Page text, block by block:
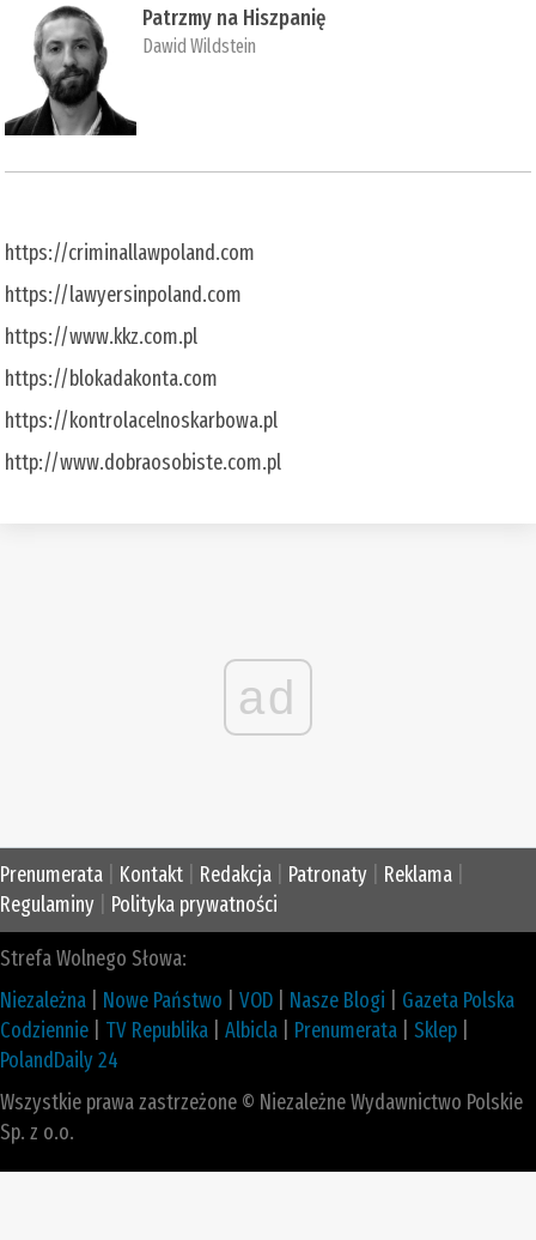
Patrzmy na Hiszpanię
Dawid Wildstein
https://criminallawpoland.com
https://lawyersinpoland.com
https://www.kkz.com.pl
https://blokadakonta.com
https://kontrolacelnoskarbowa.pl
http://www.dobraosobiste.com.pl
ad
Prenumerata Kontakt Redakcja Patronaty Reklama
Regulaminy
Polityka prywatności
Strefa Wolnego Słowa:
Niezależna
Nowe Państwo VOD Nasze Blogi
Gazeta Polska
Codziennie
TV Republika Albicla Prenumerata Sklep
PolandDaily 24
Wszystkie prawa zastrzeżone © Niezależne Wydawnictwo Polskie
Sp. z o.o.